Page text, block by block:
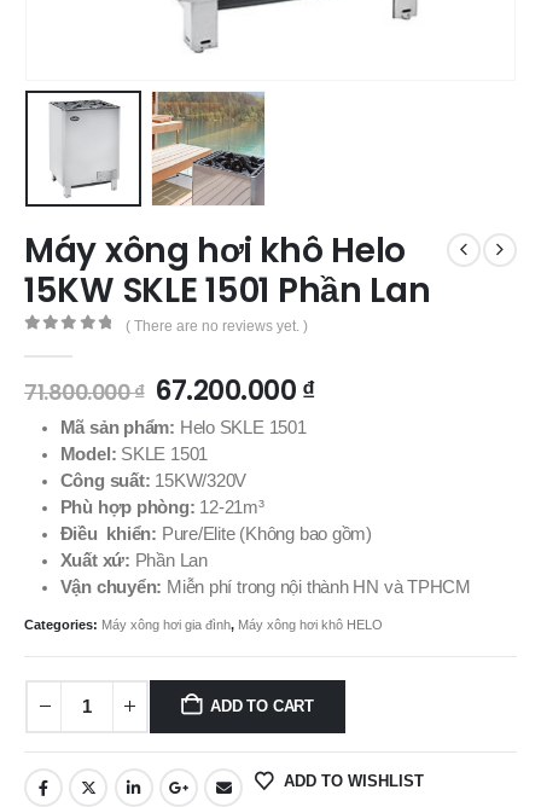
Máy xông hơi khô Helo
15KW SKLE 1501 Phần Lan
( There are no reviews yet. )
71.800.000₫ 67.200.000₫
Mã sản phẩm: Helo SKLE 1501
Model: SKLE 1501
Công suất: 15KW/320V
Phù hợp phòng: 12-21m³
Điều khiển: Pure/Elite (Không bao gồm)
Xuất xứ: Phần Lan
Vận chuyển: Miễn phí trong nội thành HN và TPHCM
Categories: Máy xông hơi gia đình, Máy xông hơi khô HELO
ADD TO CART
ADD TO WISHLIST